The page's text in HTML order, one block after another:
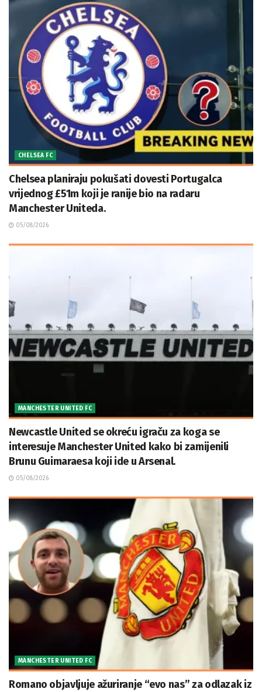
CHELSEA FC
Chelsea planiraju pokušati dovesti Portugalca
vrijednog £51m koji je ranije bio na radaru
Manchester Uniteda.
05/08/2026
MANCHESTER UNITED FC
Newcastle United se okreću igraču za koga se
interesuje Manchester United kako bi zamijenili
Brunu Guimaraesa koji ide u Arsenal.
05/08/2026
MANCHESTER UNITED FC
Romano objavljuje ažuriranje “evo nas” za odlazak iz